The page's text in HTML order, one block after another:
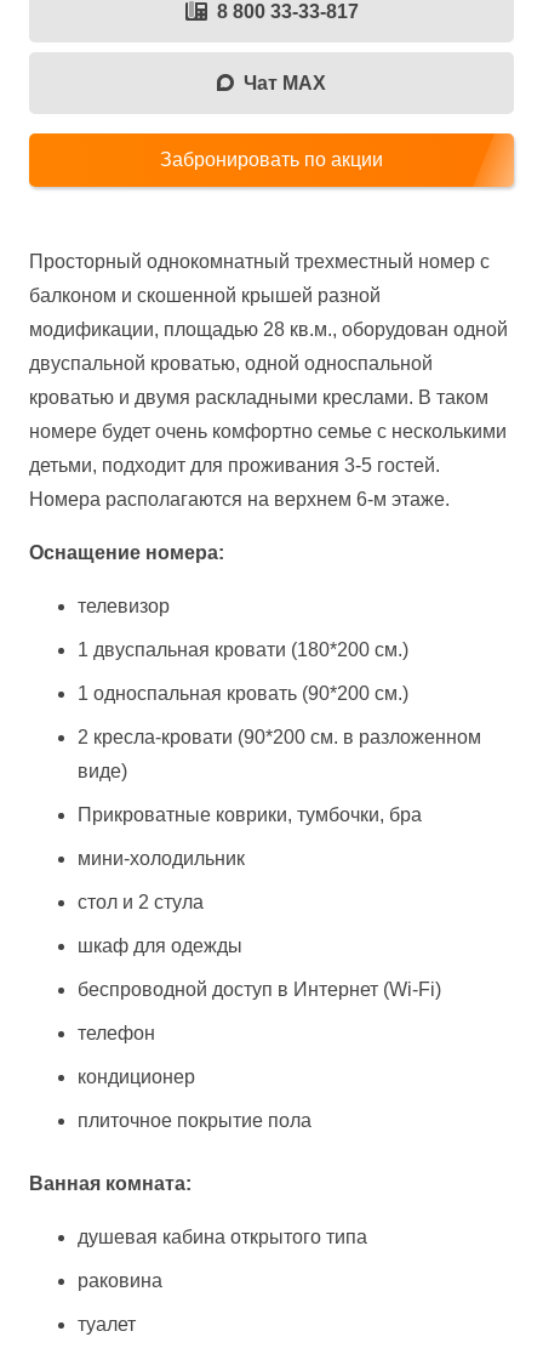
Просторный однокомнатный трехместный номер с
балконом и скошенной крышей разной
модификации, площадью 28 кв.м., оборудован одной
двуспальной кроватью, одной односпальной
кроватью и двумя раскладными креслами. В таком
номере будет очень комфортно семье с несколькими
детьми, подходит для проживания 3-5 гостей.
Номера располагаются на верхнем 6-м этаже.
Оснащение номера:
телевизор
1 двуспальная кровати (180*200 см.)
1 односпальная кровать (90*200 см.)
2 кресла-кровати (90*200 см. в разложенном
виде)
Прикроватные коврики, тумбочки, бра
мини-холодильник
стол и 2 стула
шкаф для одежды
беспроводной доступ в Интернет (Wi-Fi)
телефон
кондиционер
плиточное покрытие пола
Ванная комната:
душевая кабина открытого типа
раковина
туалет
8 800 33-33-817
Чат MAX
Забронировать по акции